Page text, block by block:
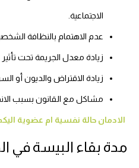
الاجتماعية.
عدم الاهتمام بالنظافة
زيادة معدل الجريمة تحت
زيادة الاقتراض والديون أو
مشاكل مع القانون بسبب
الادمان حالة نفسية ام عضوية
مدة بقاء البيسة في